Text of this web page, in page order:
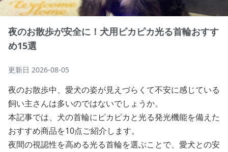
夜のお散歩が安全に！犬用ピカピカ光る首輪おすす
め15選
更新日 2026-08-05
夜のお散歩中、愛犬の姿が見えづらくて不安に感じている
飼い主さんは多いのではないでしょうか。
本記事では、犬の首輪にピカピカと光る発光機能を備えた
おすすめ商品を10点ご紹介します。
夜間の視認性を高める光る首輪を選ぶことで、愛犬との安